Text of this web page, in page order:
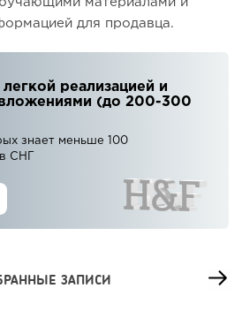
материалами и
для продавца.
реализацией и
(до 200-300
знает меньше 100
СНГ
ЗАПИСИ